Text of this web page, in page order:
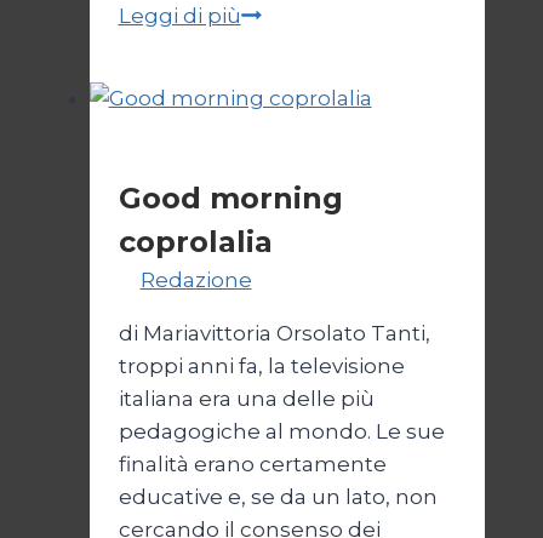
Leggi di piùLa
guerra
Good morning
coprolalia
Redazione
di Mariavittoria Orsolato Tanti,
troppi anni fa, la televisione
italiana era una delle più
pedagogiche al mondo. Le sue
finalità erano certamente
educative e, se da un lato, non
cercando il consenso dei